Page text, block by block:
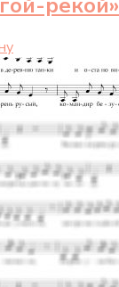
рекой»